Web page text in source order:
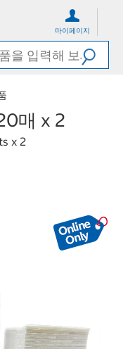
마이페이지
매 x 2
x 2